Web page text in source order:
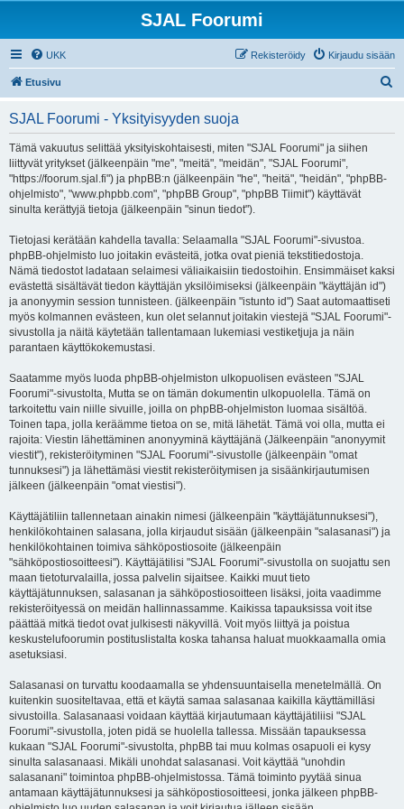
SJAL Foorumi
UKK Kirjaudu sisään
Rekisteröidy
Etusivu
SJAL Foorumi - Yksityisyyden suoja
Tämä vakuutus selittää yksityiskohtaisesti, miten "SJAL Foorumi" ja siihen
liittyvät yritykset (jälkeenpäin "me", "meitä", "meidän", "SJAL Foorumi",
"https://foorum.sjal.fi") ja phpBB:n (jälkeenpäin "he", "heitä", "heidän", "phpBB-
ohjelmisto", "www.phpbb.com", "phpBB Group", "phpBB Tiimit") käyttävät
sinulta kerättyjä tietoja (jälkeenpäin "sinun tiedot").
Tietojasi kerätään kahdella tavalla: Selaamalla "SJAL Foorumi"-sivustoa.
phpBB-ohjelmisto luo joitakin evästeitä, jotka ovat pieniä tekstitiedostoja.
Nämä tiedostot ladataan selaimesi väliaikaisiin tiedostoihin. Ensimmäiset kaksi
evästettä sisältävät tiedon käyttäjän yksilöimiseksi (jälkeenpäin "käyttäjän id")
ja anonyymin session tunnisteen. (jälkeenpäin "istunto id") Saat automaattiseti
myös kolmannen evästeen, kun olet selannut joitakin viestejä "SJAL Foorumi"-
sivustolla ja näitä käytetään tallentamaan lukemiasi vestiketjuja ja näin
parantaen käyttökokemustasi.
Saatamme myös luoda phpBB-ohjelmiston ulkopuolisen evästeen "SJAL
Foorumi"-sivustolta, Mutta se on tämän dokumentin ulkopuolella. Tämä on
tarkoitettu vain niille sivuille, joilla on phpBB-ohjelmiston luomaa sisältöä.
Toinen tapa, jolla keräämme tietoa on se, mitä lähetät. Tämä voi olla, mutta ei
rajoita: Viestin lähettäminen anonyyminä käyttäjänä (Jälkeenpäin "anonyymit
viestit"), rekisteröityminen "SJAL Foorumi"-sivustolle (jälkeenpäin "omat
tunnuksesi") ja lähettämäsi viestit rekisteröitymisen ja sisäänkirjautumisen
jälkeen (jälkeenpäin "omat viestisi").
Käyttäjätiliin tallennetaan ainakin nimesi (jälkeenpäin "käyttäjätunnuksesi"),
henkilökohtainen salasana, jolla kirjaudut sisään (jälkeenpäin "salasanasi") ja
henkilökohtainen toimiva sähköpostiosoite (jälkeenpäin
"sähköpostiosoitteesi"). Käyttäjätilisi "SJAL Foorumi"-sivustolla on suojattu sen
maan tietoturvalailla, jossa palvelin sijaitsee. Kaikki muut tieto
käyttäjätunnuksen, salasanan ja sähköpostiosoitteen lisäksi, joita vaadimme
rekisteröityessä on meidän hallinnassamme. Kaikissa tapauksissa voit itse
päättää mitkä tiedot ovat julkisesti näkyvillä. Voit myös liittyä ja poistua
keskustelufoorumin postituslistalta koska tahansa haluat muokkaamalla omia
asetuksiasi.
Salasanasi on turvattu koodaamalla se yhdensuuntaisella menetelmällä. On
kuitenkin suositeltavaa, että et käytä samaa salasanaa kaikilla käyttämilläsi
sivustoilla. Salasanaasi voidaan käyttää kirjautumaan käyttäjätiliisi "SJAL
Foorumi"-sivustolla, joten pidä se huolella tallessa. Missään tapauksessa
kukaan "SJAL Foorumi"-sivustolta, phpBB tai muu kolmas osapuoli ei kysy
sinulta salasanaasi. Mikäli unohdat salasanasi. Voit käyttää "unohdin
salasanani" toimintoa phpBB-ohjelmistossa. Tämä toiminto pyytää sinua
antamaan käyttäjätunnuksesi ja sähköpostiosoitteesi, jonka jälkeen phpBB-